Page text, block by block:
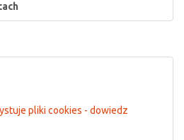
pliki cookies - dowiedz